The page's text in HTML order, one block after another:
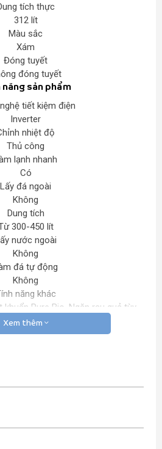
tích thực
312 lít
Màu sắc
Xám
Đóng tuyết
đóng tuyết
năng sản phẩm
tiết kiệm điện
Inverter
nhiệt độ
Thủ công
lạnh nhanh
Có
Lấy đá ngoài
Không
Dung tích
300-450 lít
nước ngoài
Không
đá tự động
Không
năng khác
Pure Bio, Ngăn rau quả tùy
khiển tinh tế, Khóa trẻ em,Đèn LED
làm đá chống tràn
Xem thêm